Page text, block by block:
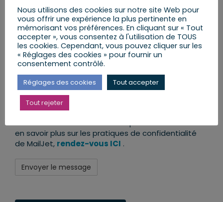
contact@vincentthiebaut.fr. Nous traiterons vos
informations avec respect. Pour plus
d'informations sur nos pratiques de
confidentialité, veuillez visiter notre site Web. En
cliquant sur "envoyer le message", vous acceptez
que nous puissions traiter vos informations
Nous utilisons MailJet comme plateforme de
Newsletter. En cliquant ci-dessous pour vous
abonner, vous reconnaissez que vos informations
en savoir plus sur les pratiques de confidentialité
de MailJet, rendez-vous ICI .
Nous utilisons des cookies sur notre site Web pour
vous offrir une expérience la plus pertinente en
mémorisant vos préférences. En cliquant sur « Tout
accepter », vous consentez à l'utilisation de TOUS
les cookies. Cependant, vous pouvez cliquer sur les
« Réglages des cookies » pour fournir un
consentement contrôlé.
Réglages des cookies Tout accepter
Tout rejeter